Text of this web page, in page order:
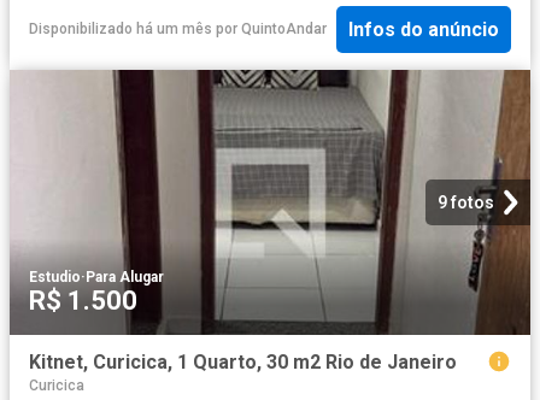
Disponibilizado há um mês por QuintoAndar Infos do anúncio
9 fotos
Estudio· Para Alugar
R$ 1.500
Kitnet, Curicica, 1 Quarto, 30 m2 Rio de Janeiro
Curicica